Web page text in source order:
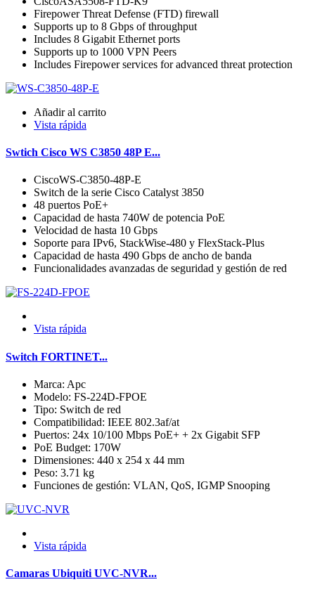
Firepower Threat Defense (FTD) firewall
Supports up to 8 Gbps of throughput
Includes 8 Gigabit Ethernet ports
Supports up to 1000 VPN Peers
Includes Firepower services for advanced threat protection
Añadir al carrito
Vista rápida
Swtich Cisco WS C3850 48P E...
CiscoWS-C3850-48P-E
Switch de la serie Cisco Catalyst 3850
48 puertos PoE+
Capacidad de hasta 740W de potencia PoE
Velocidad de hasta 10 Gbps
Soporte para IPv6, StackWise-480 y FlexStack-Plus
Capacidad de hasta 490 Gbps de ancho de banda
Funcionalidades avanzadas de seguridad y gestión de red
Vista rápida
Switch FORTINET...
Marca: Apc
Modelo: FS-224D-FPOE
Tipo: Switch de red
Compatibilidad: IEEE 802.3af/at
Puertos: 24x 10/100 Mbps PoE+ + 2x Gigabit SFP
PoE Budget: 170W
Dimensiones: 440 x 254 x 44 mm
Peso: 3.71 kg
Funciones de gestión: VLAN, QoS, IGMP Snooping
Vista rápida
Camaras Ubiquiti UVC-NVR...